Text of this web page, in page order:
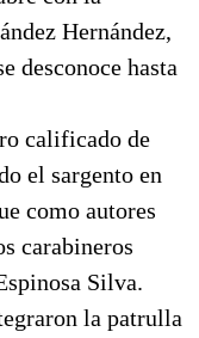
Hernández,
desconoce hasta
calificado de
el sargento en
como autores
carabineros
Silva.
la patrulla